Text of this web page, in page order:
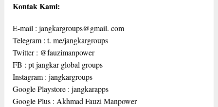
Kontak Kami:
E-mail : jangkargroups@gmail. com
Telegram : t. me/jangkargroups
Twitter : @fauzimanpower
FB : pt jangkar global groups
Instagram : jangkargroups
Google Playstore : jangkarapps
Google Plus : Akhmad Fauzi Manpower